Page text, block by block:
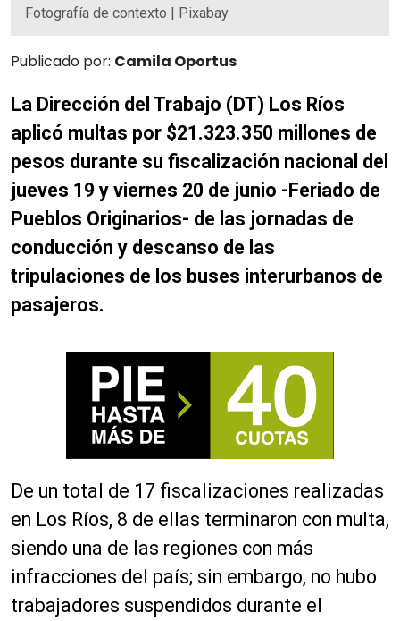
Fotografía de contexto | Pixabay
Publicado por: Camila Oportus
La Dirección del Trabajo (DT) Los Ríos
aplicó multas por $21.323.350 millones de
pesos durante su fiscalización nacional del
jueves 19 y viernes 20 de junio -Feriado de
Pueblos Originarios- de las jornadas de
conducción y descanso de las
tripulaciones de los buses interurbanos de
pasajeros.
De un total de 17 fiscalizaciones realizadas
en Los Ríos, 8 de ellas terminaron con multa,
siendo una de las regiones con más
infracciones del país; sin embargo, no hubo
trabajadores suspendidos durante el